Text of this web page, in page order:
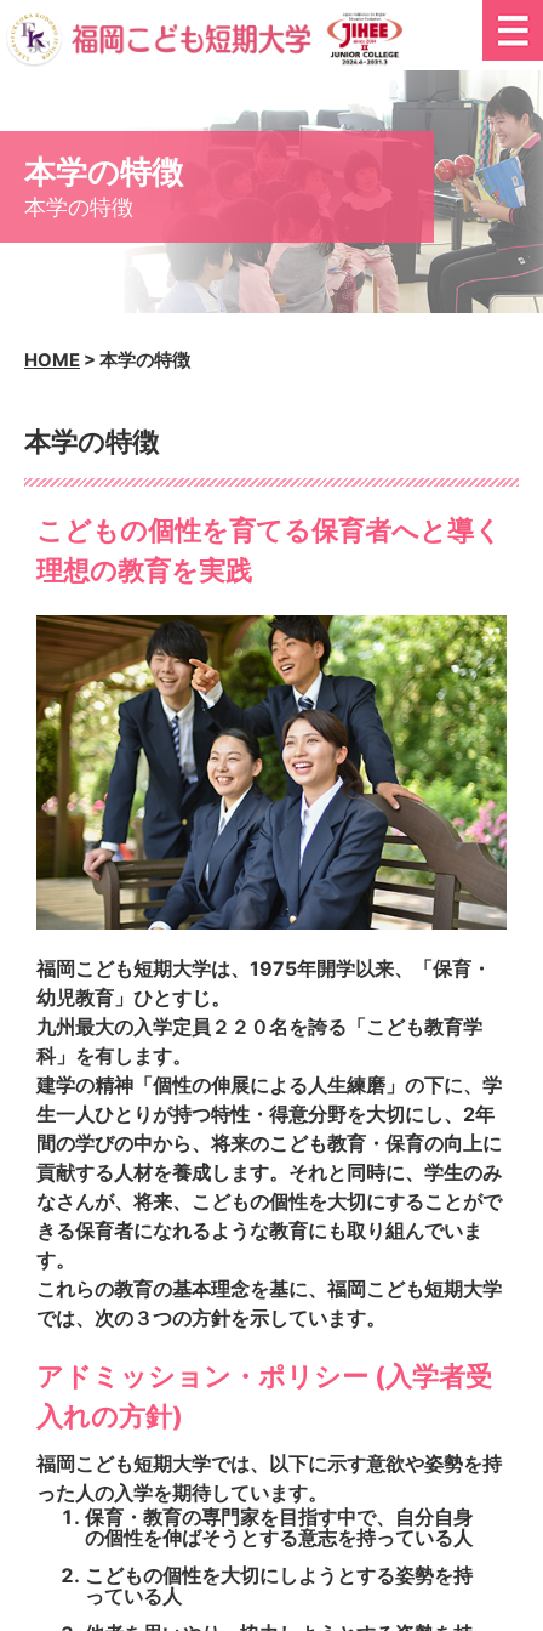
本学の特徴
本学の特徴
HOME > 本学の特徴
本学の特徴
こどもの個性を育てる保育者へと導く
理想の教育を実践
福岡こども短期大学は、1975年開学以来、「保育・
幼児教育」ひとすじ。
九州最大の入学定員２２０名を誇る「こども教育学
科」を有します。
建学の精神「個性の伸展による人生練磨」の下に、学
生一人ひとりが持つ特性・得意分野を大切にし、2年
間の学びの中から、将来のこども教育・保育の向上に
貢献する人材を養成します。それと同時に、学生のみ
なさんが、将来、こどもの個性を大切にすることがで
きる保育者になれるような教育にも取り組んでいま
す。
これらの教育の基本理念を基に、福岡こども短期大学
では、次の３つの方針を示しています。
アドミッション・ポリシー (入学者受
入れの方針)
福岡こども短期大学では、以下に示す意欲や姿勢を持
った人の入学を期待しています。
保育・教育の専門家を目指す中で、自分自身
の個性を伸ばそうとする意志を持っている人
こどもの個性を大切にしようとする姿勢を持
っている人